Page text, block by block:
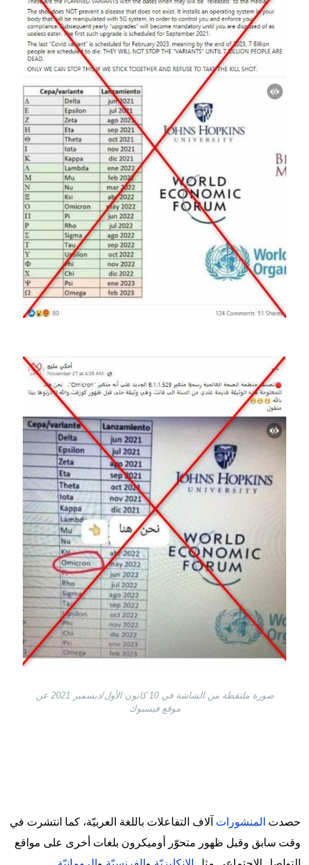
Image
صورة ملتقطة من الشاشة في 10 كانون الأول/ديسمبر 2021 عن
موقع فيسبوك
حصدت المنشورات آلاف التفاعلات باللغة العربيّة، كما انتشرت في
وقت سابق وقبل ظهور متحوّر أوميكرون بلغات أخرى على مواقع